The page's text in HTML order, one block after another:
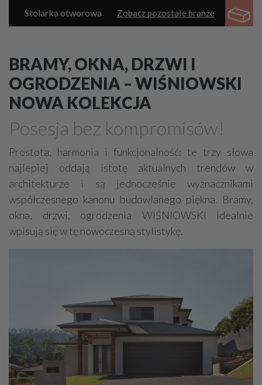
Zobacz pozostałe branże
Stolarka otworowa
Elewacje, zabezpieczenia
Systemy budowlane
Drewno, konstrukcje drewniane
Farby, kleje, lakiery, emalie
Beton
Cegły, pustaki, bloczki
Szalunki, szalunki kartonowe
Techniki zamocowań
Kostka brukowa, granitowa
Beton komórkowy
Kruszywa
Systemy kominowe
Składy budowlane
Stal, wyroby stalowe
Sklejki Blachy
Szkło
Tworzywa sztuczne
Styropian
System barw
Metale
BRAMY, OKNA, DRZWI I
OGRODZENIA – WIŚNIOWSKI
NOWA KOLEKCJA
Posesja bez kompromisów!
Prostota, harmonia i funkcjonalność: te trzy słowa
najlepiej oddają istotę aktualnych trendów w
architekturze i są jednocześnie wyznacznikami
współczesnego kanonu budowlanego piękna. Bramy,
okna, drzwi, ogrodzenia WIŚNIOWSKI idealnie
wpisują się w tę nowoczesną stylistykę.